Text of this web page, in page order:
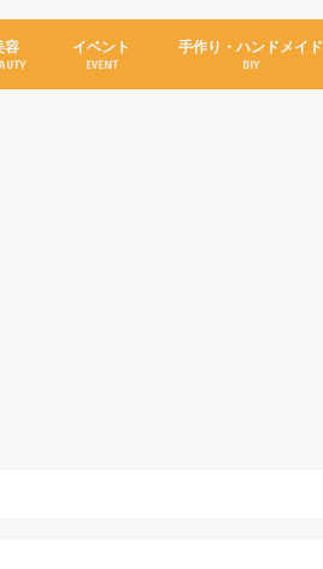
容 イベント
EVENT
手作り・ハンドメイド
DIY